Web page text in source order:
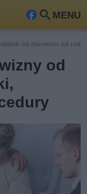
MENU
Fa
ook
Szu
od darowizn od
od